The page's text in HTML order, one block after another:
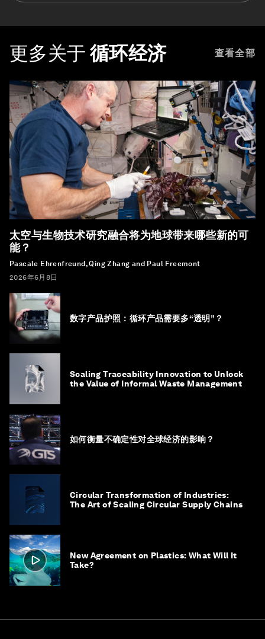
更多关于 循环经济 查看全部
太空与生物技术研究融合将为地球带来哪些新的可
能？
Pascale Ehrenfreund, Qing Zhang and Paul Freemont
2026年6月8日
数字产品护照：循环产品需要多“透明”？
Scaling Traceability Innovation to Unlock
the Value of Informal Waste Management
如何衡量不确定性对全球经济的影响？
Circular Transformation of Industries:
The Art of Scaling Circular Supply Chains
New Agreement on Plastics: What Will It
Take?